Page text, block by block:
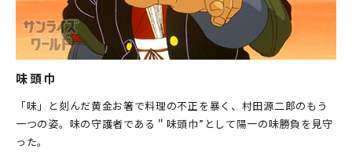
味頭巾
「味」と刻んだ黄金お箸で料理の不正を暴く、村田源二郎のもう
一つの姿。味の守護者である＂味頭巾”として陽一の味勝負を見守
った。